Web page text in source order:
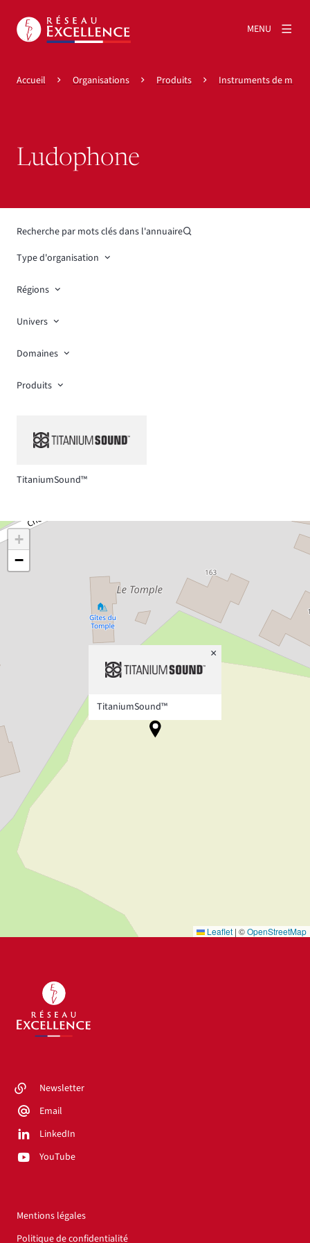
MENU
Accueil Organisations Produits Instruments de
Ludophone
Recherche par mots clés dans l'annuaire
Type d'organisation
Régions
Univers
Domaines
Produits
TitaniumSound™
TitaniumSound™
×
+
−
Leaflet | ©OpenStreetMap
Newsletter
Email
LinkedIn
YouTube
Mentions légales
Politique de confidentialité